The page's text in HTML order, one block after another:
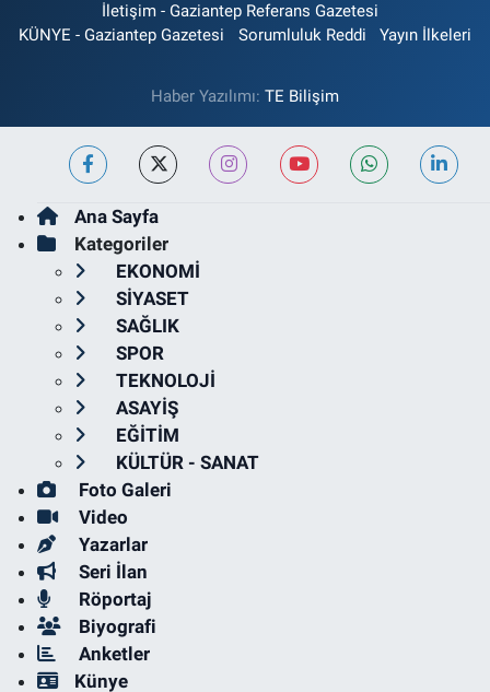
İletişim - Gaziantep Referans Gazetesi
KÜNYE - Gaziantep Gazetesi
Sorumluluk Reddi Yayın İlkeleri
Haber Yazılımı: TE Bilişim
Ana Sayfa
Kategoriler
EKONOMİ
SİYASET
SAĞLIK
SPOR
TEKNOLOJİ
ASAYİŞ
EĞİTİM
KÜLTÜR - SANAT
Foto Galeri
Video
Yazarlar
Seri İlan
Röportaj
Biyografi
Anketler
Künye